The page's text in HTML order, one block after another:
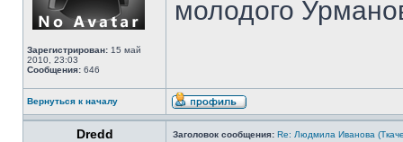
Зарегистрирован: 15 май
2010, 23:03
Сообщения: 646
молодого
Вернуться к началу
Dredd Заголовок сообщения: Re: Людмила Иванова